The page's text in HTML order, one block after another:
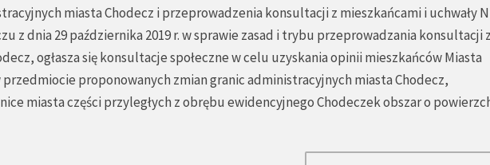
miasta Chodecz i przeprowadzenia konsultacji z mieszkańcami i uchwały
z dnia 29 października 2019 r. w sprawie zasad i trybu przeprowadzania konsultacji z
ogłasza się konsultacje społeczne w celu uzyskania opinii mieszkańców Miasta
przedmiocie proponowanych zmian granic administracyjnych miasta Chodecz,
miasta części przyległych z obrębu ewidencyjnego Chodeczek obszar o